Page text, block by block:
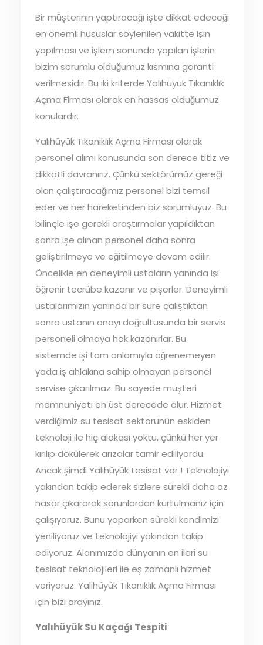
Bir müşterinin yaptıracağı işte dikkat edeceği
en önemli hususlar söylenilen vakitte işin
yapılması ve işlem sonunda yapılan işlerin
bizim sorumlu olduğumuz kısmına garanti
verilmesidir. Bu iki kriterde Yalıhüyük Tıkanıklık
Açma Firması olarak en hassas olduğumuz
konulardır.
Yalıhüyük Tıkanıklık Açma Firması olarak
personel alımı konusunda son derece titiz ve
dikkatli davranırız. Çünkü sektörümüz gereği
olan çalıştıracağımız personel bizi temsil
eder ve her hareketinden biz sorumluyuz. Bu
bilinçle işe gerekli araştırmalar yapıldıktan
sonra işe alınan personel daha sonra
geliştirilmeye ve eğitilmeye devam edilir.
Öncelikle en deneyimli ustaların yanında işi
öğrenir tecrübe kazanır ve pişerler. Deneyimli
ustalarımızın yanında bir süre çalıştıktan
sonra ustanın onayı doğrultusunda bir servis
personeli olmaya hak kazanırlar. Bu
sistemde işi tam anlamıyla öğrenemeyen
yada iş ahlakına sahip olmayan personel
servise çıkarılmaz. Bu sayede müşteri
memnuniyeti en üst derecede olur. Hizmet
verdiğimiz su tesisat sektörünün eskiden
teknoloji ile hiç alakası yoktu, çünkü her yer
kırılıp dökülerek arızalar tamir ediliyordu.
Ancak şimdi Yalıhüyük tesisat var ! Teknolojiyi
yakından takip ederek sizlere sürekli daha az
hasar çıkararak sorunlardan kurtulmanız için
çalışıyoruz. Bunu yaparken sürekli kendimizi
yeniliyoruz ve teknolojiyi yakından takip
ediyoruz. Alanımızda dünyanın en ileri su
tesisat teknolojileri ile eş zamanlı hizmet
veriyoruz. Yalıhüyük Tıkanıklık Açma Firması
için bizi arayınız.
Yalıhüyük Su Kaçağı Tespiti